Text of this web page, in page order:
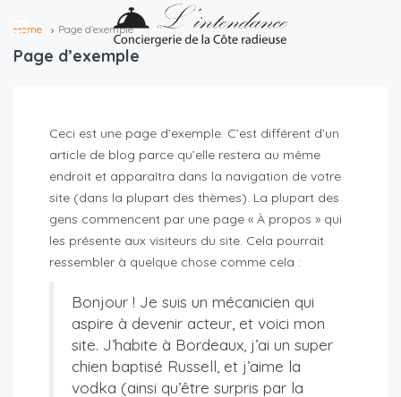
Home Page d’exemple
Page d’exemple
Ceci est une page d’exemple. C’est différent d’un
article de blog parce qu’elle restera au même
endroit et apparaîtra dans la navigation de votre
site (dans la plupart des thèmes). La plupart des
gens commencent par une page « À propos » qui
les présente aux visiteurs du site. Cela pourrait
ressembler à quelque chose comme cela :
Bonjour ! Je suis un mécanicien qui
aspire à devenir acteur, et voici mon
site. J’habite à Bordeaux, j’ai un super
chien baptisé Russell, et j’aime la
vodka (ainsi qu’être surpris par la